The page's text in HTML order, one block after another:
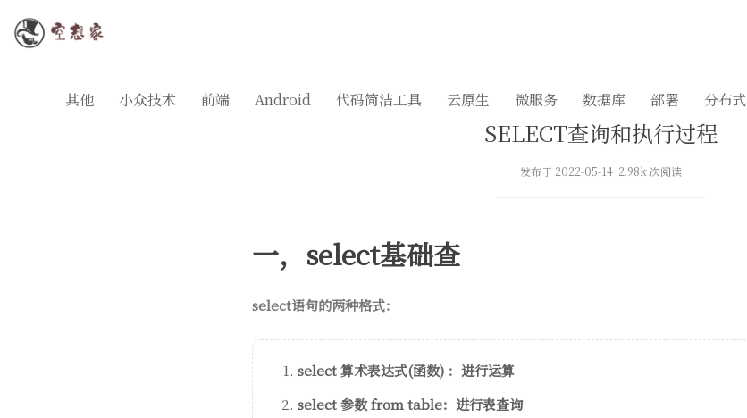
其他 小众技术 前端 Android 代码简洁工具 云原生 微服务 数据库 部署 分布式
SELECT查询和执行过程
发布于 2022-05-14 2.98k 次阅读
一，select基础查
select语句的两种格式：
select 算术表达式(函数) ：进行运算
select 参数 from table：进行表查询